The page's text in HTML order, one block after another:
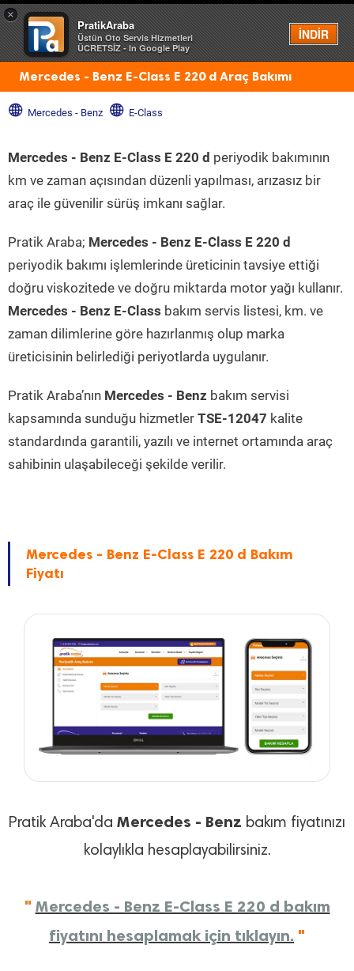
×
PratikAraba
Üstün Oto Servis Hizmetleri
ÜCRETSİZ - In Google Play
İNDİR
Menü
Mercedes - Benz E-Class E 220 d Araç Bakımı
Mercedes - Benz E-Class
Mercedes - Benz E-Class E 220 d periyodik bakımının
km ve zaman açısından düzenli yapılması, arızasız bir
araç ile güvenilir sürüş imkanı sağlar.
Pratik Araba; Mercedes - Benz E-Class E 220 d
periyodik bakımı işlemlerinde üreticinin tavsiye ettiği
doğru viskozitede ve doğru miktarda motor yağı kullanır.
Mercedes - Benz E-Class bakım servis listesi, km. ve
zaman dilimlerine göre hazırlanmış olup marka
üreticisinin belirlediği periyotlarda uygulanır.
Pratik Araba’nın Mercedes - Benz bakım servisi
kapsamında sunduğu hizmetler TSE-12047 kalite
standardında garantili, yazılı ve internet ortamında araç
sahibinin ulaşabileceği şekilde verilir.
Mercedes - Benz E-Class E 220 d Bakım
Fiyatı
Pratik Araba'da Mercedes - Benz bakım fiyatınızı
kolaylıkla hesaplayabilirsiniz.
" Mercedes - Benz E-Class E 220 d bakım
fiyatını hesaplamak için tıklayın. "